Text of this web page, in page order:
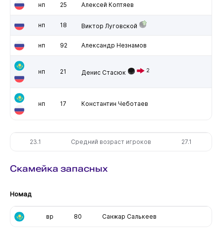
нп 25 Алексей Коптяев
нп 18 Виктор Луговской
нп 92 Александр Незнамов
нп 21 Денис Стасюк 2
нп 17 Константин Чеботаев
23.1 Средний возраст игроков 27.1
Скамейка запасных
Номад
вр 80 Санжар Салькеев